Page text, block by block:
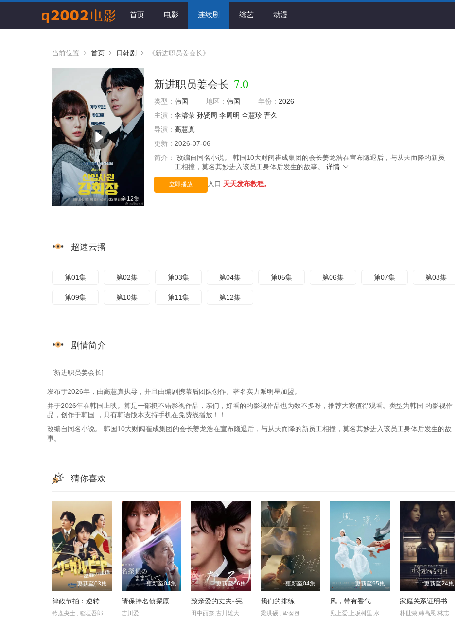
首页 电影 连续剧 综艺 动漫
当前位置 首页 日韩剧 《新进职员姜会长》
全12集
新进职员姜会长 7.0
类型： 韩国 地区： 韩国 年份： 2026
主演： 李濬荣 孙贤周 李周明 全慧珍 晋久
导演： 高慧真
更新： 2026-07-06
简介：
改编自同名小说。 韩国10大财阀崔成集团的会长姜龙浩在宣布隐退后，与从天而降的新员
工相撞，莫名其妙进入该员工身体后发生的故事。 详情
立即播放 入口:天天发布教程。
超速云播
第01集 第02集 第03集 第04集 第05集 第06集 第07集 第08集
第09集 第10集 第11集 第12集
剧情简介
[新进职员姜会长]
发布于2026年，由高慧真执导，并且由编剧携幕后团队创作。著名实力派明星加盟。
并于2026年在韩国上映。算是一部挺不错影视作品，亲们，好看的的影视作品也为数不多呀，推荐大家值得观看。类型为韩国 的影视作
品，创作于韩国 ，具有韩语版本支持手机在免费线播放！！
改编自同名小说。 韩国10大财阀崔成集团的会长姜龙浩在宣布隐退后，与从天而降的新员工相撞，莫名其妙进入该员工身体后发生的故
事。
猜你喜欢
更新至03集
律政节拍：逆转法庭
铃鹿央士 , 稻垣吾郎 , 小雪 , 前原瑞树 , 夏生大湖 , 伊藤万理华 , 田中哲司
更新至04集
请保持名侦探原来的样子
吉川爱
更新至06集
致亲爱的丈夫~完美妻子的谎言~
田中丽奈,古川雄大
更新至04集
我们的排练
梁洪硕 , 박성현
更新至95集
风，带有香气
见上爱,上坂树里,水野美纪,早坂美海,小林隆,小林虎之介,津崎史郎,岩瀬顕子,三浦贵大,根岸季衣,大岛美幸,义达祐未,たくや,原田泰造,北村一辉,佐野晶哉,藤原季节,林裕太,坂东弥十郎,内田慈,小倉史也,片冈鹤太郎,松金米子,广冈由里子,春海四方,多部未华子,高岛政宏,二田絢乃,中田青渚,井上向日葵,丸山礼,研直子,生田绘梨花,菊池亚希子,中井友望,木越明,原嶋凛,玄理,伊势志摩,古川雄大,坂口涼太郎,平野生成,森田甘路,猫背椿,饭尾和树,若林时英,村上穂乃佳,东野绚香,大河原次郎,野添义弘,筒井道隆,仲
更新至24集
家庭关系证明书
朴世荣,韩高恩,林志恩,成伊言,朴率拉,徐道永,全胜彬